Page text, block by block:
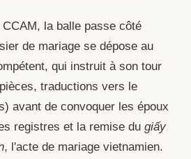
la balle passe côté
de mariage se dépose au
qui instruit à son tour
traductions vers le
avant de convoquer les époux
registres et la remise du giấy
, l'acte de mariage vietnamien.